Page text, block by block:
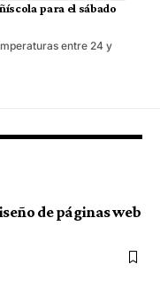
para el sábado
entre 24 y
de páginas web